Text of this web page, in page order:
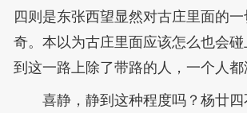
四则是东张西望显然对古庄里面的
奇。本以为古庄里面应该怎么也会
到这一路上除了带路的人，一个人都
喜静，静到这种程度吗？杨廿